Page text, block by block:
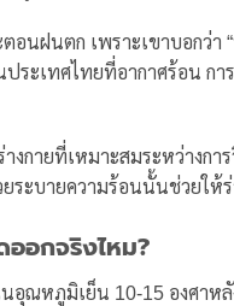
อนฝนตก เพราะเขาบอกว่า
ประเทศไทยที่อากาศร้อน ก
ายที่เหมาะสมระหว่างการ
ระบายความร้อนนั้นช่วยให้ร่
อกจริงไหม?
นอุณหภูมิเย็น 10-15 องศาห